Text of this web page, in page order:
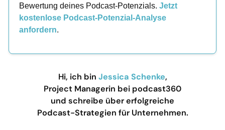
Bewertung deines Podcast-Potenzials.Jetzt
kostenlose Podcast-Potenzial-Analyse
anfordern.
Hi, ich bin Jessica Schenke,
Project Managerin bei podcast360
und schreibe über erfolgreiche
Podcast-Strategien für Unternehmen.